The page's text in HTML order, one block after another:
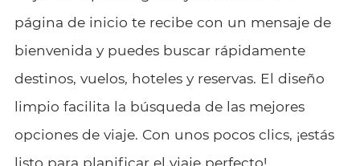
página de inicio te recibe con un mensaje de
bienvenida y puedes buscar rápidamente
destinos, vuelos, hoteles y reservas. El diseño
limpio facilita la búsqueda de las mejores
opciones de viaje. Con unos pocos clics, ¡estás
listo para planificar el viaje perfecto!